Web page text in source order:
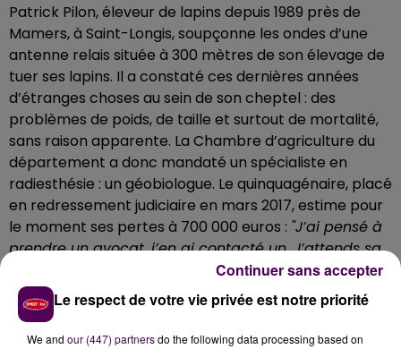
Patrick Pilon, éleveur de lapins depuis 1989 près de
Mamers, à Saint-Longis, soupçonne les ondes d’une
antenne relais située à 300 mètres de son élevage de
tuer ses lapins. Il a constaté ces dernières années
d’étranges choses au sein de son cheptel : des
problèmes de poids, de taille et surtout de mortalité,
sans raison apparente. La Chambre d’agriculture du
département a donc mandaté un spécialiste en
radiesthésie : un géobiologue. Le quinquagénaire, placé
en redressement judiciaire en mars 2017, estime pour
le moment ses pertes à 700 000 euros : "J’ai pensé à
prendre un avocat, j’en ai contacté un. J’attends sa
réponse éventuelle pour savoir si on entreprend un
procès, mais de toute façon je crois que je vais
perdre beaucoup d’argent pour rien". La priorité du
cunicologue est pour l’instant de réunir des
Le respect de votre vie privée est notre priorité
We and our (447) partnersdo the following data processing based on
Continuer sans accepter